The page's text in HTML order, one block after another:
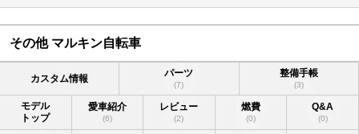
その他 マルキン自転車
カスタム情報 パーツ
(7)
整備手帳
(3)
モデル
トップ
愛車紹介
(6)
レビュー
(2)
燃費
(0)
Q&A
(0)